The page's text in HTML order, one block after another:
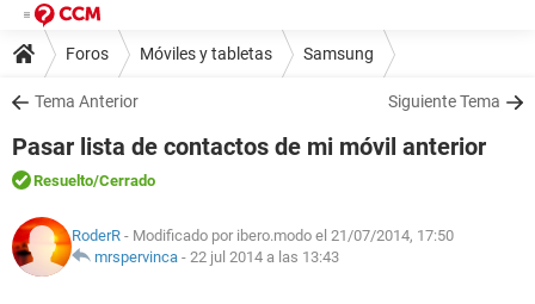
Foros Móviles y tabletas Samsung
Tema Anterior Siguiente Tema
Pasar lista de contactos de mi móvil anterior
Resuelto/Cerrado
RoderR - Modificado por ibero.modo el 21/07/2014, 17:50
mrspervinca - 22 jul 2014 a las 13:43